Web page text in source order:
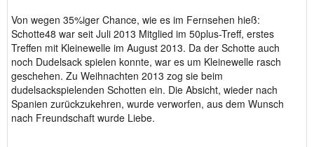
Von wegen 35%iger Chance, wie es im Fernsehen hieß:
Schotte48 war seit Juli 2013 Mitglied im 50plus-Treff, erstes
Treffen mit Kleinewelle im August 2013. Da der Schotte auch
noch Dudelsack spielen konnte, war es um Kleinewelle rasch
geschehen. Zu Weihnachten 2013 zog sie beim
dudelsackspielenden Schotten ein. Die Absicht, wieder nach
Spanien zurückzukehren, wurde verworfen, aus dem Wunsch
nach Freundschaft wurde Liebe.